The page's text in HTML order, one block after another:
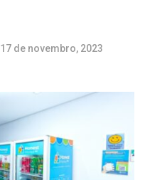
17 de novembro, 2023